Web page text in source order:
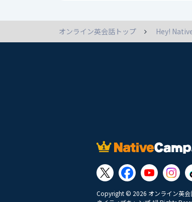
オンライン英会話トップ Hey!
Copyright © 2026 オンライン英会